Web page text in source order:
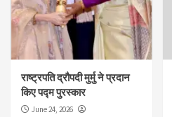
राष्ट्रपति द्रौपदी मुर्मु ने प्रदान
किए पद्म पुरस्कार
June 24, 2026